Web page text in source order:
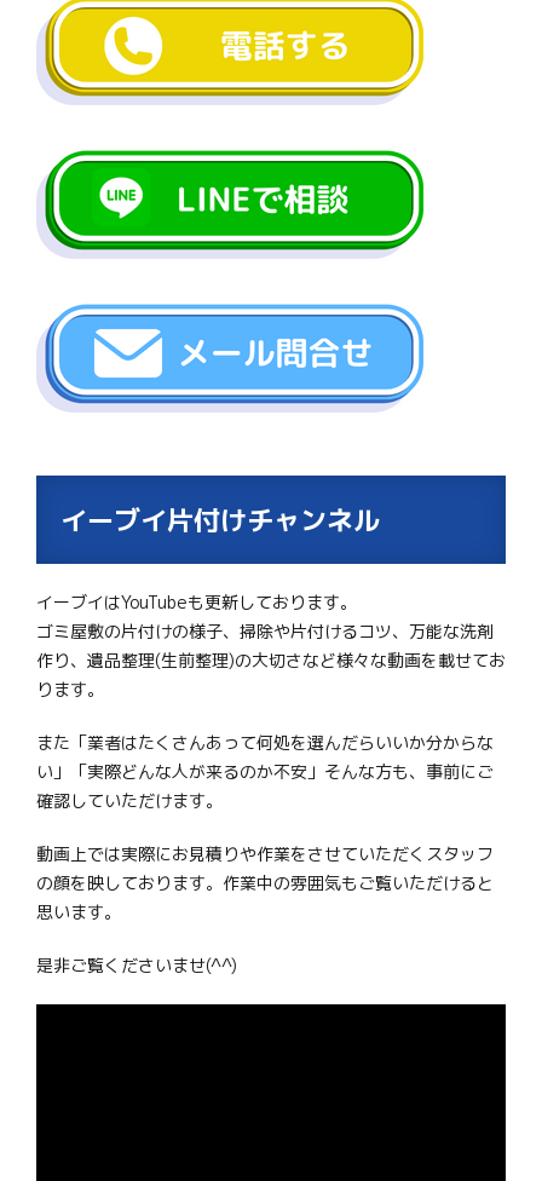
イーブイ片付けチャンネル
イーブイはYouTubeも更新しております。
ゴミ屋敷の片付けの様子、掃除や片付けるコツ、万能な洗剤
作り、遺品整理(生前整理)の大切さなど様々な動画を載せてお
ります。
また「業者はたくさんあって何処を選んだらいいか分からな
い」「実際どんな人が来るのか不安」そんな方も、事前にご
確認していただけます。
動画上では実際にお見積りや作業をさせていただくスタッフ
の顔を映しております。作業中の雰囲気もご覧いただけると
思います。
是非ご覧くださいませ(^^)